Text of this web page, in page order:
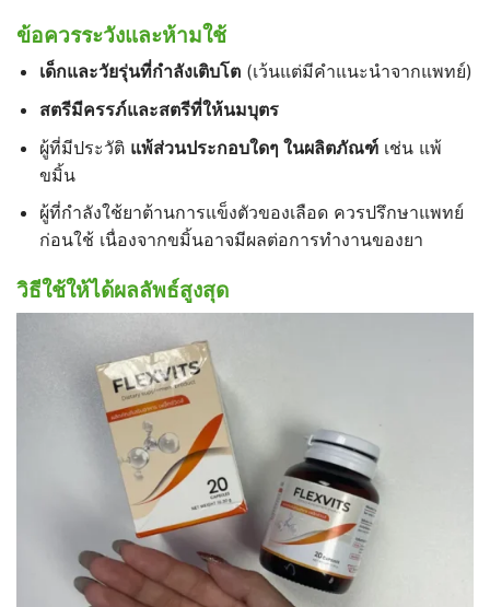
ข้อควรระวังและห้ามใช้
เด็กและวัยรุ่นที่กำลังเติบโต(เว้นแต่มีคำแนะนำจากแพทย์)
สตรีมีครรภ์และสตรีที่ให้นมบุตร
ผู้ที่มีประวัติ แพ้ส่วนประกอบใดๆ ในผลิตภัณฑ์เช่น แพ้
ขมิ้น
ผู้ที่กำลังใช้ยาต้านการแข็งตัวของเลือด ควรปรึกษาแพทย์
ก่อนใช้ เนื่องจากขมิ้นอาจมีผลต่อการทำงานของยา
วิธีใช้ให้ได้ผลลัพธ์สูงสุด